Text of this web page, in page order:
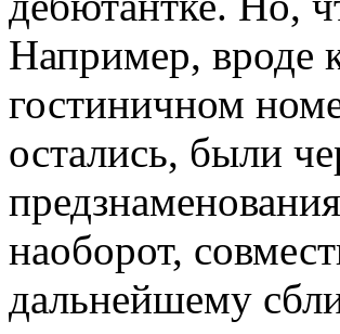
Например, вроде
гостиничном
остались, были
наоборот,
дальнейшему